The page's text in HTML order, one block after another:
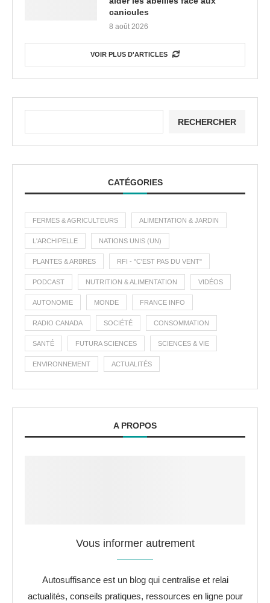
canicules
8 août 2026
VOIR PLUS D'ARTICLES
RECHERCHER
CATÉGORIES
FERMES & AGRICULTEURS ALIMENTATION & JARDIN
L'ARCHIPELLE NATIONS UNIS (UN)
PLANTES & ARBRES RFI - "C'EST PAS DU VENT"
PODCAST NUTRITION & ALIMENTATION VIDÉOS
AUTONOMIE MONDE FRANCE INFO
RADIO CANADA SOCIÉTÉ CONSOMMATION
SANTÉ FUTURA SCIENCES SCIENCES & VIE
ENVIRONNEMENT ACTUALITÉS
A PROPOS
Vous informer autrement
Autosuffisance est un blog qui centralise et relai
actualités, conseils pratiques, ressources en ligne pour